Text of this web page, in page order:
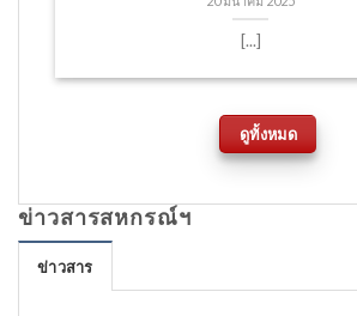
[...]
ดูทั้งหมด
ข่าวสารสหกรณ์ฯ
ข่าวสาร